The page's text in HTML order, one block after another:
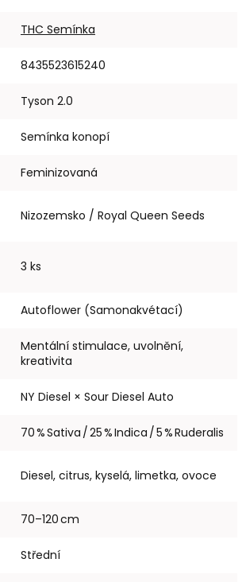
THC Semínka
8435523615240
Tyson 2.0
Semínka konopí
Feminizovaná
Nizozemsko / Royal Queen Seeds
3 ks
Autoflower (Samonakvétací)
Mentální stimulace, uvolnění,
kreativita
NY Diesel × Sour Diesel Auto
70 % Sativa / 25 % Indica / 5 % Ruderalis
Diesel, citrus, kyselá, limetka, ovoce
70–120 cm
Střední